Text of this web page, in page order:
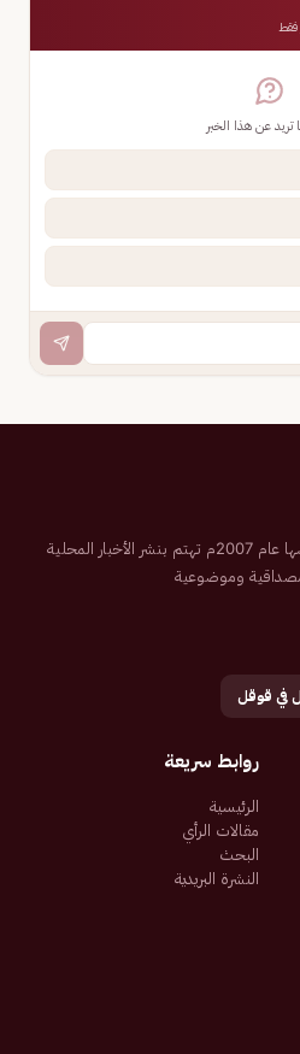
تريد عن هذا الخبر
صحيفة إلكترونية سعودية تم تأسيسها عام 2007م تهتم بنشر الأخبار المحلية
وموضوعية
في قوقل
روابط سريعة
الرئيسية
مقالات الرأي
البحث
النشرة البريدية